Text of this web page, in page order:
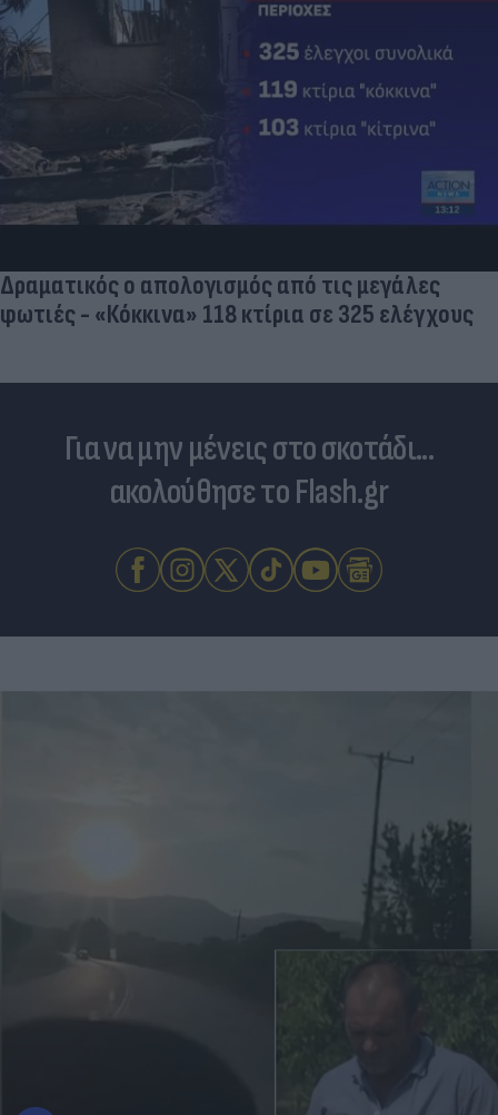
Τουρκικές προκλήσεις στο Αιγαίο: Παραβιάσεις
και εμπλοκή με οπλισμένα F16
Για να μην μένεις στο σκοτάδι...
ακολούθησε το Flash.gr